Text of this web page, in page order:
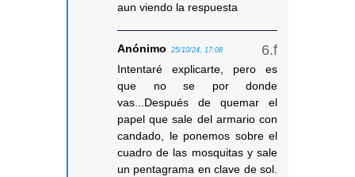
aun viendo la respuesta
Anónimo 25/10/24, 17:08
Intentaré explicarte, pero es
que no se por donde
vas...Después de quemar el
papel que sale del armario con
candado, le ponemos sobre el
cuadro de las mosquitas y sale
un pentagrama en clave de sol.